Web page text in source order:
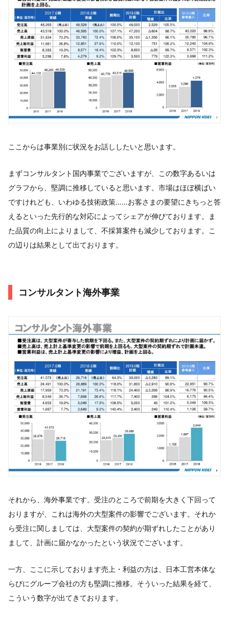
ここからは事業別に状況をお話ししたいと思います。
まずコンサルタント国内事業でございますが、この数字あるいは
グラフから、堅調に推移していると思います。市場はほぼ横ばい
ですけれども、いわゆる技術政策……お客さまの要望にきちっと答
えるといった先行的な対応によってシェアが伸びております。ま
た品質の向上によりまして、不採算案件も減少しております。こ
の辺りは結果として出ております。
コンサルタント海外事業
それから、海外事業です。受注のところで前期を大きく下回って
おりますが、これは海外の大型案件の影響でございます。それか
ら受注に関しましては、大型案件の契約が期ずれしたことがあり
まして、計画に届かなかったという状況でございます。
一方、ここに示しております売上・利益の方は、日本工営本体な
らびにグループ会社の方も堅調に推移。そういった結果を経て、
こういう数字が出てきております。